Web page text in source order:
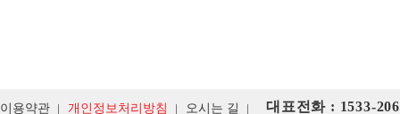
이용약관 개인정보처리방침 오시는 길 대표전화 : 1533-